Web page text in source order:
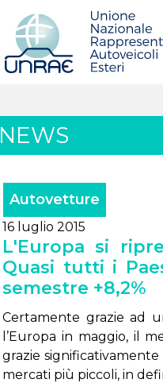
NEWS
Autovetture
16 luglio 2015
L'Europa si
Quasi tutti i
semestre +8,2%
Certamente grazie ad
l’Europa in maggio, il
grazie
mercati più piccoli, in